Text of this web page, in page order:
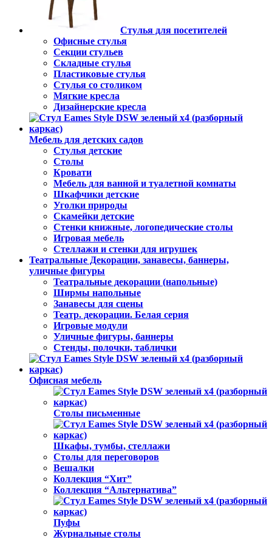
Стулья для посетителей
Офисные стулья
Секции стульев
Складные стулья
Пластиковые стулья
Стулья со столиком
Мягкие кресла
Дизайнерские кресла
Мебель для детских садов
Стулья детские
Столы
Кровати
Мебель для ванной и туалетной комнаты
Шкафчики детские
Уголки природы
Скамейки детские
Стенки книжные, логопедические столы
Игровая мебель
Стеллажи и стенки для игрушек
Театральные Декорации, занавесы, баннеры,
уличные фигуры
Театральные декорации (напольные)
Ширмы напольные
Занавесы для сцены
Театр. декорации. Белая серия
Игровые модули
Уличные фигуры, баннеры
Стенды, полочки, таблички
Офисная мебель
Столы письменные
Шкафы, тумбы, стеллажи
Столы для переговоров
Вешалки
Коллекция “Хит”
Коллекция “Альтернатива”
Пуфы
Журнальные столы